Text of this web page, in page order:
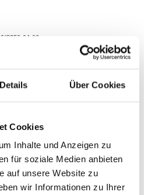
Details Über Cookies
Cookies
Inhalte und Anzeigen zu
für soziale Medien anbieten
auf unsere Website zu
wir Informationen zu Ihrer
S350-04-06
24 Varianten